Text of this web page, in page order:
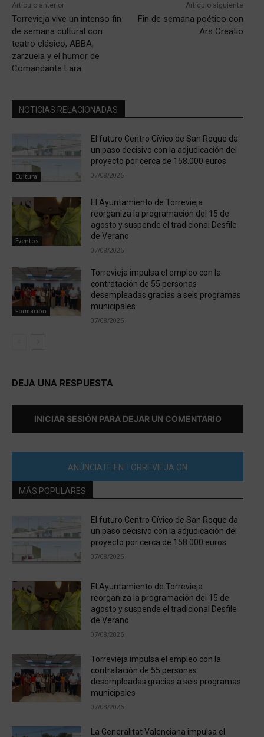
Artículo anterior
Torrevieja vive un intenso fin
de semana cultural con
teatro clásico, ABBA,
zarzuela y el humor de
Comandante Lara
Artículo siguiente
Fin de semana poético con
Ars Creatio
NOTICIAS RELACIONADAS
Cultura
El futuro Centro Cívico de San Roque da
un paso decisivo con la adjudicación del
proyecto por cerca de 158.000 euros
07/08/2026
Eventos
El Ayuntamiento de Torrevieja
reorganiza la programación del 15 de
agosto y suspende el tradicional Desfile
de Verano
07/08/2026
Formación
Torrevieja impulsa el empleo con la
contratación de 55 personas
desempleadas gracias a seis programas
municipales
07/08/2026
DEJA UNA RESPUESTA
INICIAR SESIÓN PARA DEJAR UN COMENTARIO
ANÚNCIATE EN TORREVIEJA ON
MÁS POPULARES
El futuro Centro Cívico de San Roque da
un paso decisivo con la adjudicación del
proyecto por cerca de 158.000 euros
07/08/2026
El Ayuntamiento de Torrevieja
reorganiza la programación del 15 de
agosto y suspende el tradicional Desfile
de Verano
07/08/2026
Torrevieja impulsa el empleo con la
contratación de 55 personas
desempleadas gracias a seis programas
municipales
07/08/2026
La Generalitat Valenciana impulsa el